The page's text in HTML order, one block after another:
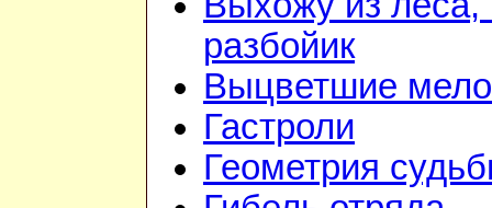
разбойик
Выцветшие
Гастроли
Геометрия